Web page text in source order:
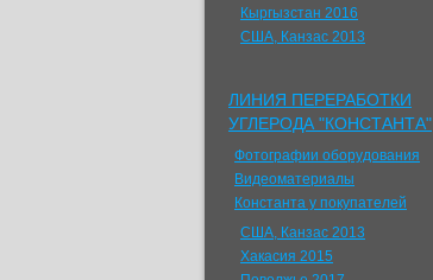
Кыргызстан 2016
США, Канзас 2013
ЛИНИЯ ПЕРЕРАБОТКИ
УГЛЕРОДА "КОНСТАНТА"
Фотографии оборудования
Видеоматериалы
Константа у покупателей
США, Канзас 2013
Хакасия 2015